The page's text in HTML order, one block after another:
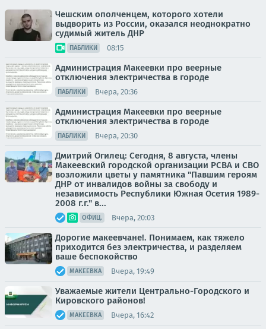
Чешским ополченцем, которого хотели
выдворить из России, оказался неоднократно
судимый житель ДНР
ПАБЛИКИ 08:15
Администрация Макеевки про веерные
отключения электричества в городе
ПАБЛИКИ Вчера, 20:36
Администрация Макеевки про веерные
отключения электричества в городе
ПАБЛИКИ Вчера, 20:30
Дмитрий Огилец: Сегодня, 8 августа, члены
Макеевский городской организации РСВА и СВО
возложили цветы у памятника "Павшим героям
ДНР от инвалидов войны за свободу и
независимость Республики Южная Осетия 1989-
2008 г.г." в...
ОФИЦ. Вчера, 20:03
Дорогие макеевчане!. Понимаем, как тяжело
приходится без электричества, и разделяем
ваше беспокойство
МАКЕЕВКА Вчера, 19:49
Уважаемые жители Центрально-Городского и
Кировского районов!
МАКЕЕВКА Вчера, 16:42